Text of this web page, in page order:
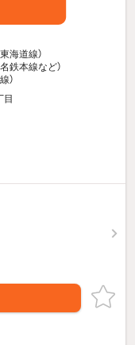
海道線）
名鉄本線など）
）
目